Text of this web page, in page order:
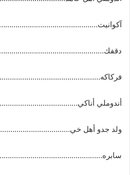
آكوانيت……………………………………………….
دقفك…………………………………………………..
فركاكه…………………………………………………
أندوملي أناكي………………………………….. 27
ولد جدو أهل خي………………………………..26
سابره……………………………………………….. 26